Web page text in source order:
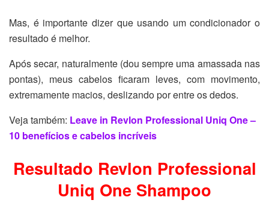
Mas, é importante dizer que usando um condicionador o
resultado é melhor.
Após secar, naturalmente (dou sempre uma amassada nas
pontas), meus cabelos ficaram leves, com movimento,
extremamente macios, deslizando por entre os dedos.
Veja também: Leave in Revlon Professional Uniq One –
10 benefícios e cabelos incríveis
Resultado Revlon Professional
Uniq One Shampoo